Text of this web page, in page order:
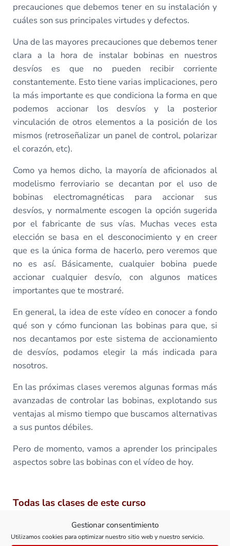
Gestionar consentimiento
Utilizamos cookies para optimizar nuestro sitio web y nuestro servicio.
precauciones que debemos tener en su instalación y
cuáles son sus principales virtudes y defectos.
Una de las mayores precauciones que debemos tener
clara a la hora de instalar bobinas en nuestros
desvíos es que no pueden recibir corriente
constantemente. Esto tiene varias implicaciones, pero
la más importante es que condiciona la forma en que
podemos accionar los desvíos y la posterior
vinculación de otros elementos a la posición de los
mismos (retroseñalizar un panel de control, polarizar
el corazón, etc).
Como ya hemos dicho, la mayoría de aficionados al
modelismo ferroviario se decantan por el uso de
bobinas electromagnéticas para accionar sus
desvíos, y normalmente escogen la opción sugerida
por el fabricante de sus vías. Muchas veces esta
elección se basa en el desconocimiento y en creer
que es la única forma de hacerlo, pero veremos que
no es así. Básicamente, cualquier bobina puede
accionar cualquier desvío, con algunos matices
importantes que te mostraré.
En general, la idea de este vídeo en conocer a fondo
qué son y cómo funcionan las bobinas para que, si
nos decantamos por este sistema de accionamiento
de desvíos, podamos elegir la más indicada para
nosotros.
En las próximas clases veremos algunas formas más
avanzadas de controlar las bobinas, explotando sus
ventajas al mismo tiempo que buscamos alternativas
a sus puntos débiles.
Pero de momento, vamos a aprender los principales
aspectos sobre las bobinas con el vídeo de hoy.
Todas las clases de este curso